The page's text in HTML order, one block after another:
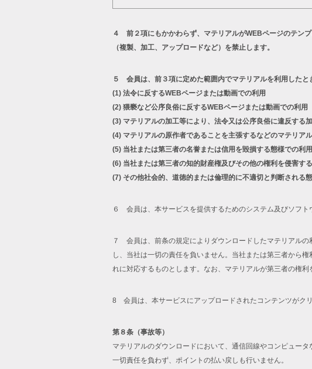
４ 前２項にもかかわらず、マテリアルがWEBページのテン
（複製、加工、アップロードなど）を禁止します。
５ 会員は、前３項に定めた範囲内でマテリアルを利用したと
(1) 法令に反するWEBページまたは動画での利用
(2) 猥褻など公序良俗に反するWEBページまたは動画での利用
(3) マテリアルの加工等により、法令又は公序良俗に違反する
(4) マテリアルの原作者であることを主張するなどのマテリア
(5) 当社または第三者の名誉または信用を毀損する態様での利用
(6) 当社または第三者の知的財産権及びその他の権利を侵害す
(7) その他社会的、道徳的または倫理的に不適切と判断される
６ 会員は、本サービスを提供するためのシステム及びソフト
７ 会員は、前条の規定によりダウンロードしたマテリアル
し、当社は一切の責任を負いません。当社または第三者から
れに対応するものとします。なお、マテリアルが第三者の権
8 会員は、本サービスにアップロードされたコンテンツがク
第８条（事故等）
マテリアルのダウンロードにおいて、通信回線やコンピュー
一切責任を負わず、ポイントの払い戻しも行いません。